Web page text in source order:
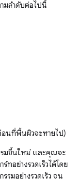
มลำดับต่อไปนี้
อนที่พื้นผิวจะหายไป)
มขึ้นใหม่ และคุณจะ
ทอย่างรวดเร็วได้โดย
รมอย่างรวดเร็ว จน